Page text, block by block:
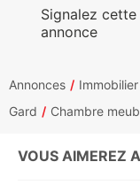
Signalez cette
annonce
Annonces Immobilier
Gard
Chambre
VOUS AIMEREZ